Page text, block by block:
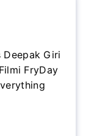
Deepak Giri
FryDay